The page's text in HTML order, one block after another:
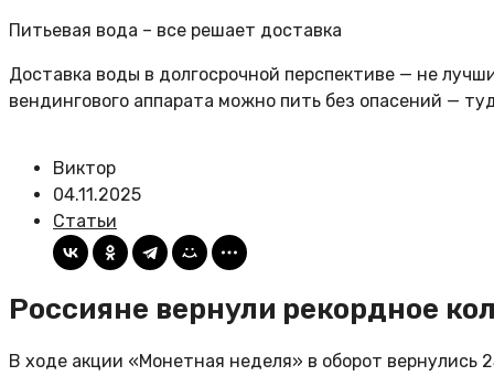
Питьевая вода – все решает доставка
Доставка воды в долгосрочной перспективе — не
вендингового аппарата можно пить без опасений —
Виктор
04.11.2025
Статьи
Россияне вернули рекордное
В ходе акции «Монетная неделя» в оборот